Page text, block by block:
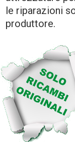
le riparazioni
produttore.